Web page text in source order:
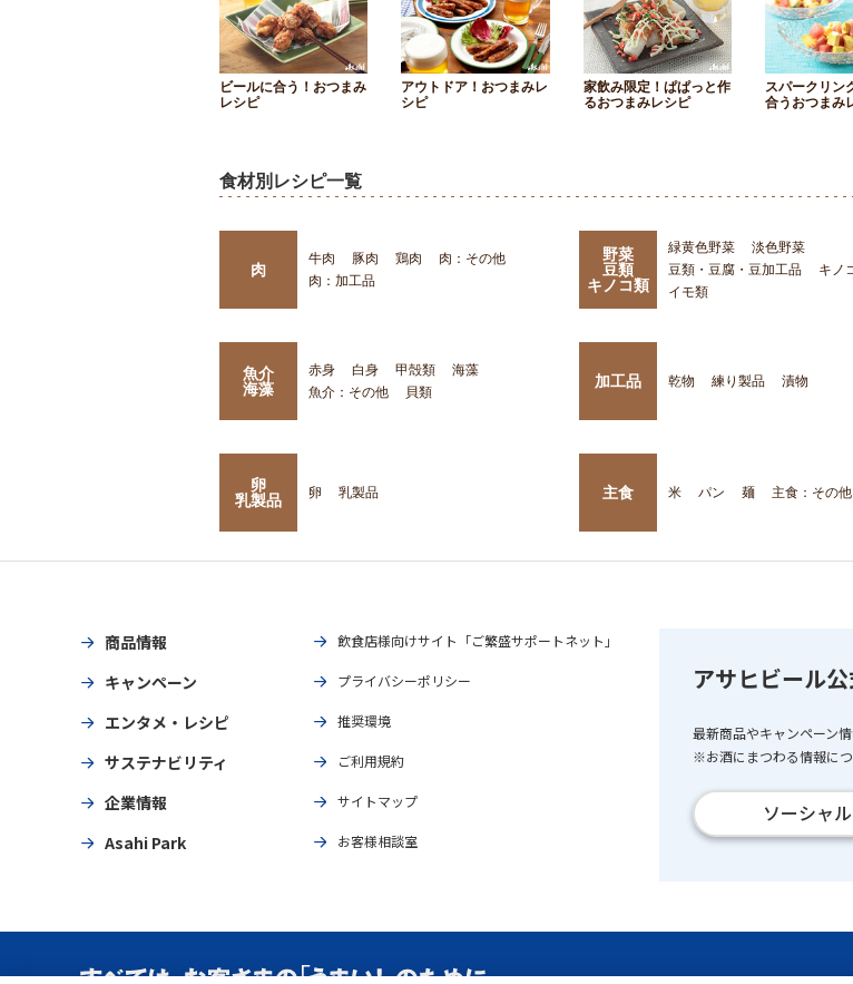
ビールに合う！おつまみ
レシピ
アウトドア！おつまみレ
シピ
家飲み限定！ぱぱっと作
るおつまみレシピ
スパークリン
合うおつまみ
食材別レシピ一覧
肉
牛肉 豚肉 鶏肉
肉：その他
肉：加工品
野菜
豆類
キノコ類
緑黄色野菜
淡色野菜
豆類・豆腐・豆加工品
キノ
イモ類
魚介
海藻
赤身 白身 甲殻類
海藻
魚介：その他
貝類
加工品 乾物 練り製品 漬物
卵
乳製品
卵 乳製品 主食 米 パン 麺 主食：その他
商品情報
キャンペーン
エンタメ・レシピ
サステナビリティ
企業情報
Asahi Park
飲食店様向けサイト「ご繁盛サポートネット」
プライバシーポリシー
推奨環境
ご利用規約
サイトマップ
お客様相談室
アサヒビール
最新商品やキャンペーン
※お酒にまつわる情報に
ソーシャ